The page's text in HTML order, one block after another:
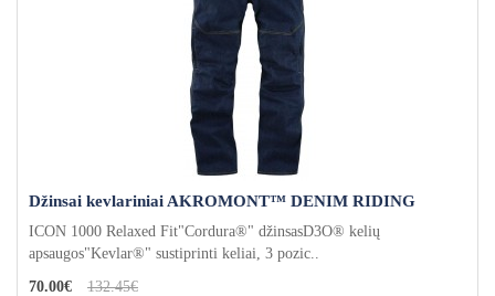
Džinsai kevlariniai AKROMONT™ DENIM RIDING
ICON 1000 Relaxed Fit"Cordura®" džinsasD3O® kelių
apsaugos"Kevlar®" sustiprinti keliai, 3 pozic..
70.00€
132.45€